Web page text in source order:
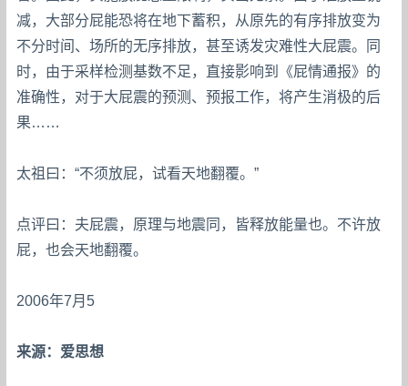
减，大部分屁能恐将在地下蓄积，从原先的有序排放变为
不分时间、场所的无序排放，甚至诱发灾难性大屁震。同
时，由于采样检测基数不足，直接影响到《屁情通报》的
准确性，对于大屁震的预测、预报工作，将产生消极的后
果……
太祖曰：“不须放屁，试看天地翻覆。”
点评曰：夫屁震，原理与地震同，皆释放能量也。不许放
屁，也会天地翻覆。
2006年7月5
来源：爱思想